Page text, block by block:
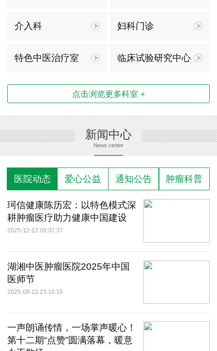
介入科 妇科门诊
特色中医治疗室 临床试验研究中心
点击浏览更多科室 +
新闻中心
News center
医院动态 爱心公益 通知公告 肿瘤科普
珂信健康陈历宏：以特色模式深
耕肿瘤医疗助力健康中国建设
2025-12-12 09:37:37
湖湘中医肿瘤医院2025年中国
医师节
2025-08-22 23:16:15
一声朗诵传情，一场掌声暖心！
第十二期“点赞”圆满落幕，暖意